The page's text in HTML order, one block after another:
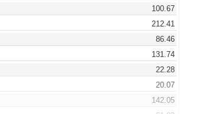
100.67
212.41
86.46
131.74
22.28
20.07
142.05